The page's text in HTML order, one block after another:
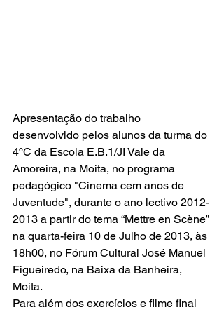
Apresentação do trabalho
desenvolvido pelos alunos da turma do
4ºC da Escola E.B.1/JI Vale da
Amoreira, na Moita, no programa
pedagógico "Cinema cem anos de
Juventude", durante o ano lectivo 2012-
2013 a partir do tema “Mettre en Scène”
na quarta-feira 10 de Julho de 2013, às
18h00, no Fórum Cultural José Manuel
Figueiredo, na Baixa da Banheira,
Moita.
Para além dos exercícios e filme final